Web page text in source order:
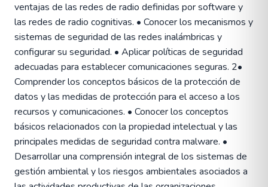
ventajas de las redes de radio definidas por software y
las redes de radio cognitivas. • Conocer los mecanismos y
sistemas de seguridad de las redes inalámbricas y
configurar su seguridad. • Aplicar políticas de seguridad
adecuadas para establecer comunicaciones seguras. 2•
Comprender los conceptos básicos de la protección de
datos y las medidas de protección para el acceso a los
recursos y comunicaciones. • Conocer los conceptos
básicos relacionados con la propiedad intelectual y las
principales medidas de seguridad contra malware. •
Desarrollar una comprensión integral de los sistemas de
gestión ambiental y los riesgos ambientales asociados a